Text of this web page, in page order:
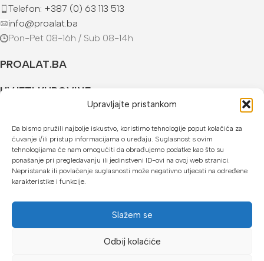
Upravljajte pristankom
Da bismo pružili najbolje iskustvo, koristimo tehnologije poput kolačića za
čuvanje i/ili pristup informacijama o uređaju. Suglasnost s ovim
tehnologijama će nam omogućiti da obrađujemo podatke kao što su
ponašanje pri pregledavanju ili jedinstveni ID-ovi na ovoj web stranici.
Nepristanak ili povlačenje suglasnosti može negativno utjecati na određene
karakteristike i funkcije.
Slažem se
Odbij kolaćiće
Telefon: +387 (0) 63 113 513
info@proalat.ba
Pon-Pet 08-16h / Sub 08-14h
PROALAT.BA
UVJETI KUPOVINE
U našoj web trgovini možete platiti:
Kreditnim karticama jednokratno ili do 24 rate
Općom uplatnicom, virmanom, internet bankarstvom
Gotovinom prilikom preuzimanja
Mikrofin do 18 rata
Copyright © 2026 Proalat.ba